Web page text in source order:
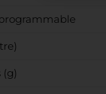
(g)